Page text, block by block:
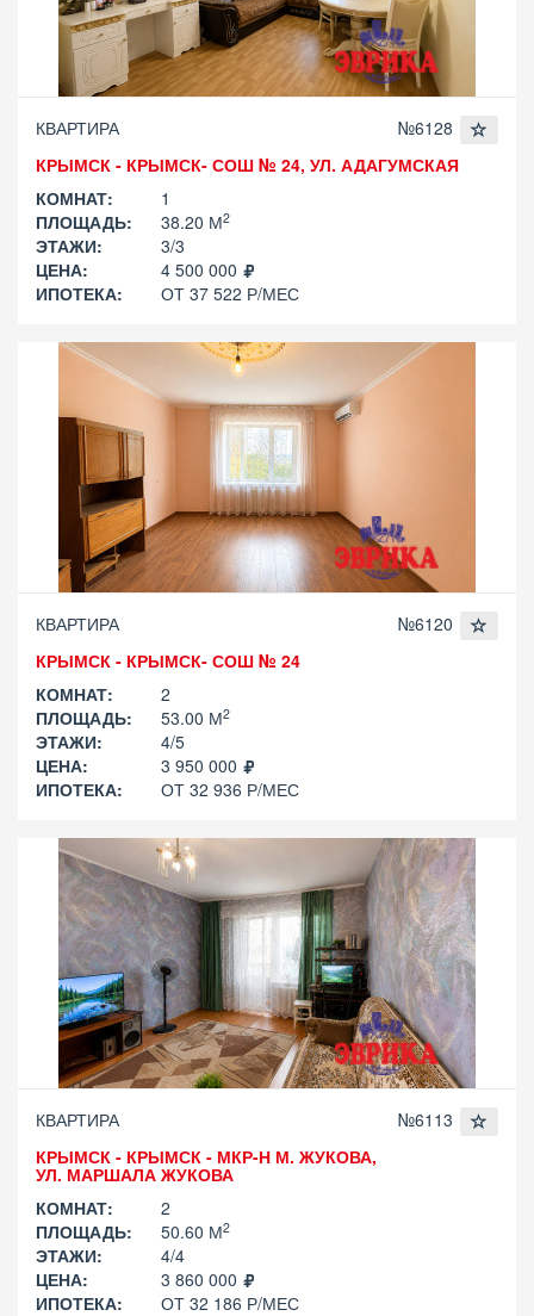
КВАРТИРА
№6128
КРЫМСК - КРЫМСК- СОШ № 24, УЛ. АДАГУМСКАЯ
КОМНАТ:
1
ПЛОЩАДЬ:
38.20 М2
ЭТАЖИ:
3/3
ЦЕНА:
4 500 000
ИПОТЕКА:
ОТ 37 522 Р/МЕС
КВАРТИРА
№6120
КРЫМСК - КРЫМСК- СОШ № 24
КОМНАТ:
2
ПЛОЩАДЬ:
53.00 М2
ЭТАЖИ:
4/5
ЦЕНА:
3 950 000
ИПОТЕКА:
ОТ 32 936 Р/МЕС
КВАРТИРА
№6113
КРЫМСК - КРЫМСК - МКР-Н М. ЖУКОВА,
УЛ. МАРШАЛА ЖУКОВА
КОМНАТ:
2
ПЛОЩАДЬ:
50.60 М2
ЭТАЖИ:
4/4
ЦЕНА:
3 860 000
ИПОТЕКА:
ОТ 32 186 Р/МЕС